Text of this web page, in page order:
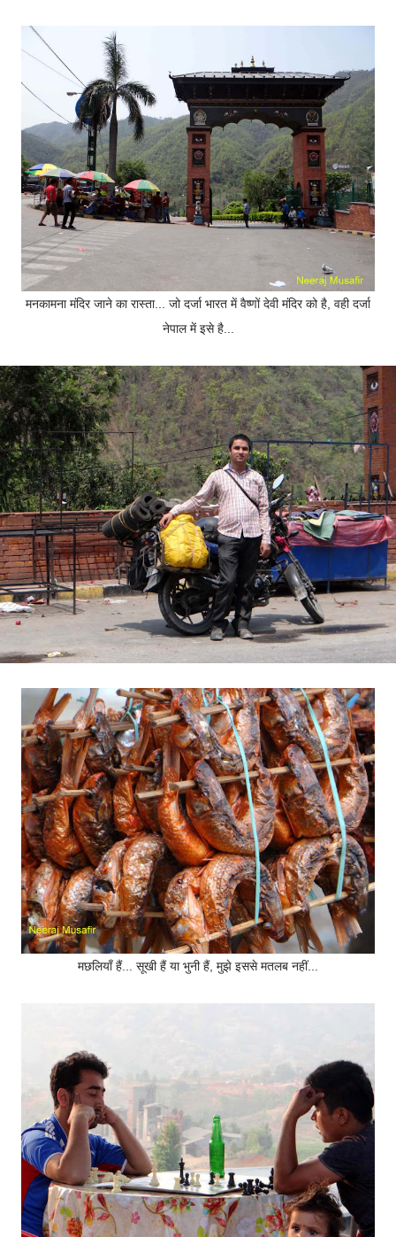
मनकामना मंदिर जाने का रास्ता... जो दर्जा भारत में वैष्णों देवी मंदिर को है, वही दर्जा
नेपाल में इसे है...
मछलियाँ हैं... सूखी हैं या भुनी हैं, मुझे इससे मतलब नहीं...